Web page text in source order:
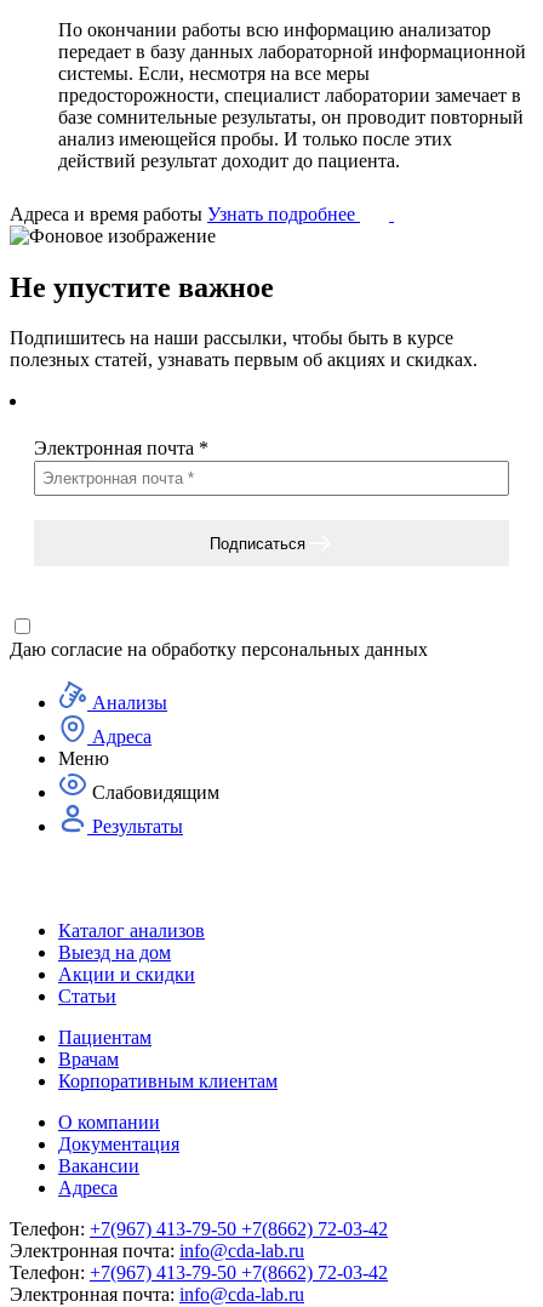
По окончании работы всю информацию анализатор
передает в базу данных лабораторной информационной
системы. Если, несмотря на все меры
предосторожности, специалист лаборатории замечает в
базе сомнительные результаты, он проводит повторный
анализ имеющейся пробы. И только после этих
действий результат доходит до пациента.
Адреса и время работы Узнать подробнее
Не упустите важное
Подпишитесь на наши рассылки, чтобы быть в курсе
полезных статей, узнавать первым об акциях и скидках.
Электронная почта *
Подписаться
Даю согласие на обработку персональных данных
Анализы
Адреса
Меню
Слабовидящим
Результаты
Каталог анализов
Выезд на дом
Акции и скидки
Статьи
Пациентам
Врачам
Корпоративным клиентам
О компании
Документация
Вакансии
Адреса
Телефон: +7(967) 413-79-50 +7(8662) 72-03-42
Электронная почта: info@cda-lab.ru
Телефон: +7(967) 413-79-50 +7(8662) 72-03-42
Электронная почта: info@cda-lab.ru